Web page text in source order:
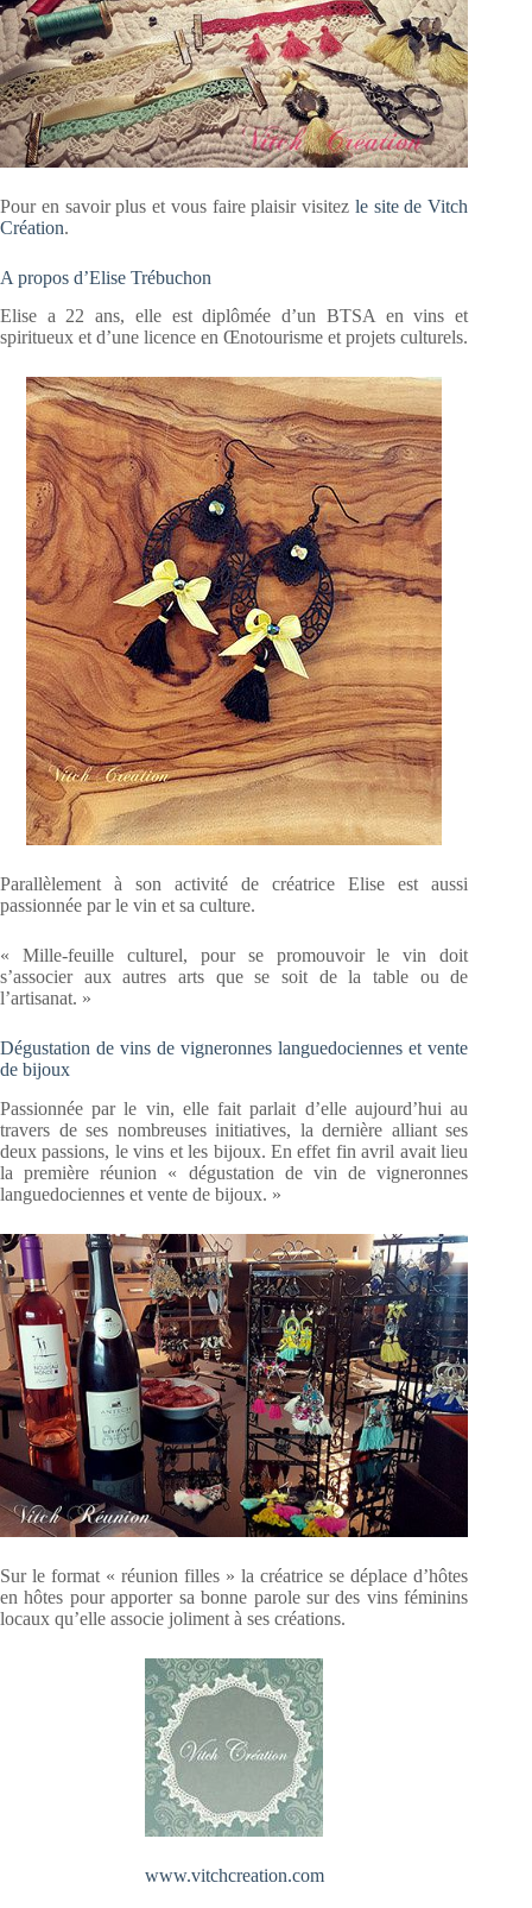
Pour en savoir plus et vous faire plaisir visitez le site de Vitch
Création.
A propos d’Elise Trébuchon
Elise a 22 ans, elle est diplômée d’un BTSA en vins et
spiritueux et d’une licence en Œnotourisme et projets culturels.
Parallèlement à son activité de créatrice Elise est aussi
passionnée par le vin et sa culture.
« Mille-feuille culturel, pour se promouvoir le vin doit
s’associer aux autres arts que se soit de la table ou de
l’artisanat. »
Dégustation de vins de vigneronnes languedociennes et vente
de bijoux
Passionnée par le vin, elle fait parlait d’elle aujourd’hui au
travers de ses nombreuses initiatives, la dernière alliant ses
deux passions, le vins et les bijoux. En effet fin avril avait lieu
la première réunion « dégustation de vin de vigneronnes
languedociennes et vente de bijoux. »
Sur le format « réunion filles » la créatrice se déplace d’hôtes
en hôtes pour apporter sa bonne parole sur des vins féminins
locaux qu’elle associe joliment à ses créations.
www.vitchcreation.com